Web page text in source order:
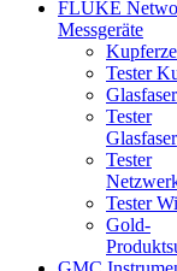
FLUKE
Messgeräte
Tester
Tester
Glasfaser
Tester
Tester
Gold-